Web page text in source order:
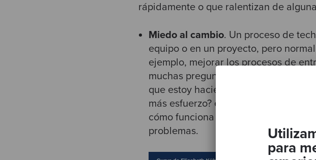
para
rápidamente o que ralentizan de
Miedo al cambio. Un proceso de
equipo o en un proyecto, pero
ejemplo, mejorar los procesos de
muchas preguntas por parte del
que estoy haciendo las cosas mal?
más esfuerzo? etc. Lo importante es
cómo funciona el proceso de
problemas.